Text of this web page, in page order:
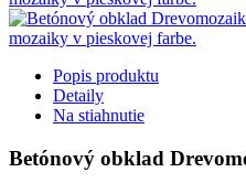
Popis produktu
Detaily
Na stiahnutie
Betónový obklad